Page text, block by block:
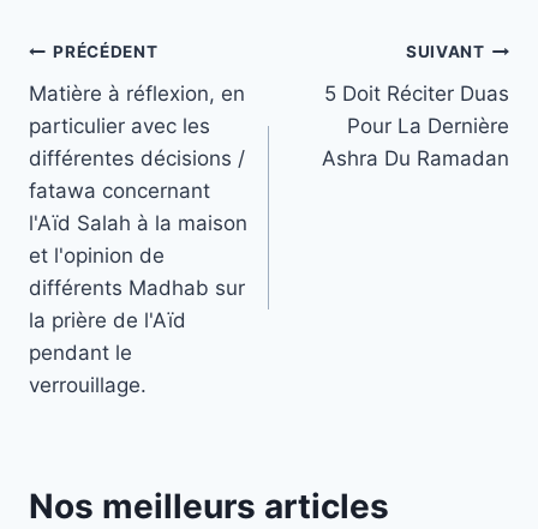
Navigation
de
l’article
PRÉCÉDENT
Matière à réflexion, en
particulier avec les
différentes décisions /
fatawa concernant
l'Aïd Salah à la maison
et l'opinion de
différents Madhab sur
la prière de l'Aïd
pendant le
verrouillage.
SUIVANT
5 Doit Réciter Duas
Pour La Dernière
Ashra Du Ramadan
Nos meilleurs articles